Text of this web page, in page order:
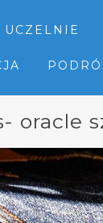
UCZELNIE
oracle